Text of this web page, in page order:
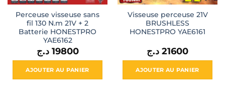
Perceuse visseuse sans
fil 130 N.m 21V + 2
Batterie HONESTPRO
YAE6162
19800 د.ج
AJOUTER AU PANIER
Visseuse perceuse 21V
BRUSHLESS
HONESTPRO YAE6161
21600 د.ج
AJOUTER AU PANIER